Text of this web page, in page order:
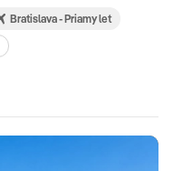
Bratislava - Priamy let